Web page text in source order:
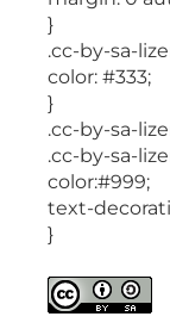
}
.cc-by-sa-
color: #333;
}
.cc-by-sa-
.cc-by-sa-
color:#999;
text-
}